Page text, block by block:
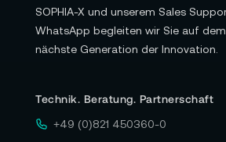
Eingebauter Lautsprecher:
SOPHIA-X und unserem Sales
WhatsApp begleiten wir Sie auf
nächste Generation der Innovation.
Technik. Beratung. Partnerschaft
+49 (0)821 450360-0